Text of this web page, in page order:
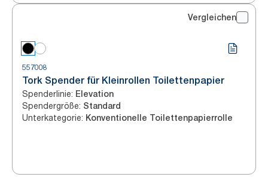
Vergleichen
557008
Tork Spender für Kleinrollen Toilettenpapier
Spenderlinie: Elevation
Spendergröße: Standard
Unterkategorie: Konventionelle Toilettenpapierrolle